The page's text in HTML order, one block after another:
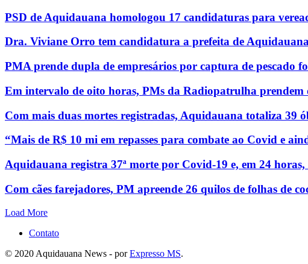
PSD de Aquidauana homologou 17 candidaturas para
Dra. Viviane Orro tem candidatura a prefeita de
PMA prende dupla de empresários por captura de pescado
Em intervalo de oito horas, PMs da Radiopatrulha prendem
Com mais duas mortes registradas, Aquidauana totaliza 39
“Mais de R$ 10 mi em repasses para combate ao Covid e
Aquidauana registra 37ª morte por Covid-19 e, em 24
Com cães farejadores, PM apreende 26 quilos de folhas de
Load More
Contato
© 2020 Aquidauana News - porExpresso MS.